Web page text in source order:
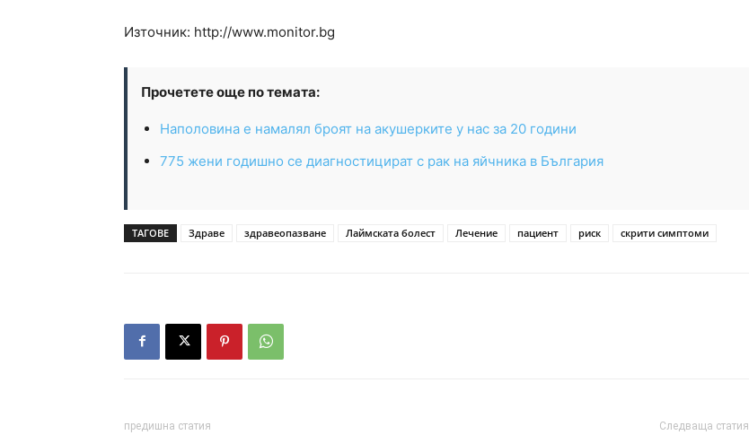
Източник: http://www.monitor.bg
Прочетете още по темата:
Наполовина е намалял броят на акушерките у нас за 20 години
775 жени годишно се диагностицират с рак на яйчника в България
ТАГОВЕ Здраве здравеопазване Лаймската болест Лечение пациент риск скрити симптоми
предишна статия Следваща статия